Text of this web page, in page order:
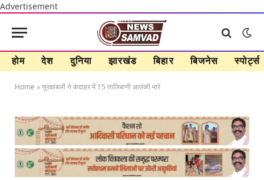
Advertisement
होम देश दुनिया झारखंड बिहार बिजनेस स्पोर्ट्स
Home »सुरक्षाबलों ने कंदाहर में 15 तालिबानी आतंकी मारे